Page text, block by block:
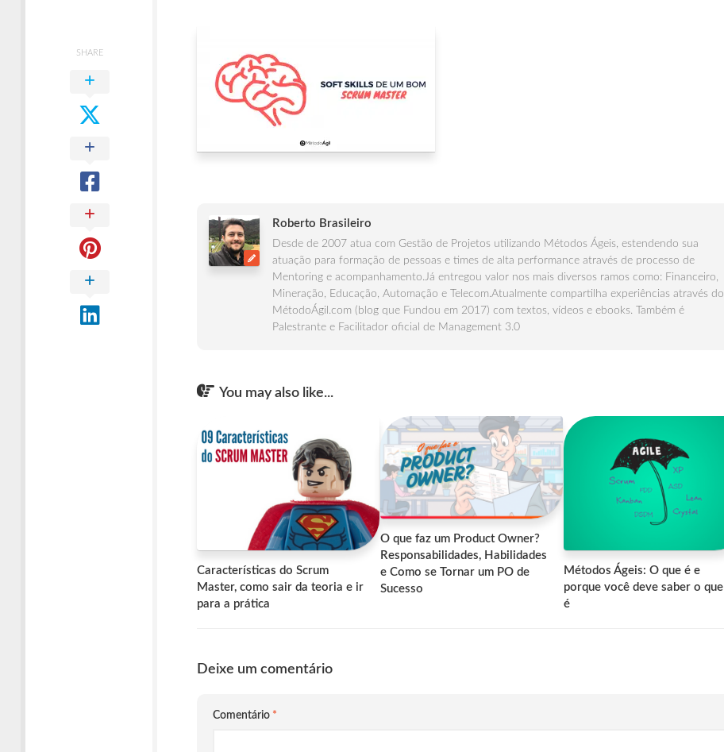
SHARE
Roberto Brasileiro
Desde de 2007 atua com Gestão de Projetos utilizando Métodos Ágeis, estendendo sua
atuação para formação de pessoas e times de alta performance através de processo de
Mentoring e acompanhamento.Já entregou valor nos mais diversos ramos como: Financeiro,
Mineração, Educação, Automação e Telecom.Atualmente compartilha experiências através do
MétodoÁgil.com (blog que Fundou em 2017) com textos, vídeos e ebooks. Também é
Palestrante e Facilitador oficial de Management 3.0
You may also like...
Características do Scrum
Master, como sair da teoria e ir
para a prática
O que faz um Product Owner?
Responsabilidades, Habilidades
e Como se Tornar um PO de
Sucesso
Métodos Ágeis: O que é e
porque você deve saber o que
é
Deixe um comentário
Comentário *